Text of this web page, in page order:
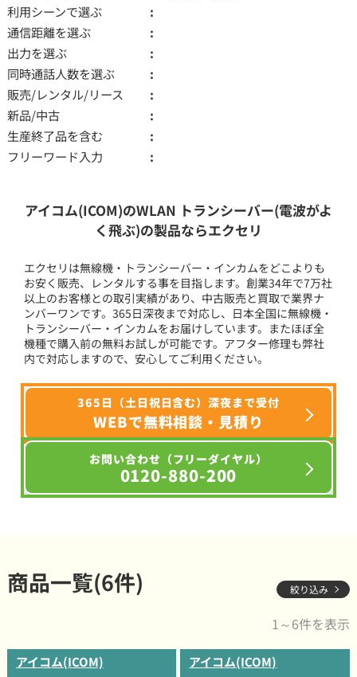
利用シーンで選ぶ
通信距離を選ぶ
出力を選ぶ
同時通話人数を選ぶ
販売/レンタル/リース
新品/中古
生産終了品を含む
フリーワード入力
アイコム(ICOM)のWLAN トランシーバー(電波がよ
く飛ぶ)の製品ならエクセリ
エクセリは無線機・トランシーバー・インカムをどこよりも
お安く販売、レンタルする事を目指します。創業34年で7万社
以上のお客様との取引実績があり、中古販売と買取で業界ナ
ンバーワンです。365日深夜まで対応し、日本全国に無線機・
トランシーバー・インカムをお届けしています。またほぼ全
機種で購入前の無料お試しが可能です。アフター修理も弊社
内で対応しますので、安心してご利用ください。
365日（土日祝日含む）深夜まで受付
WEBで無料相談・見積り
お問い合わせ（フリーダイヤル）
0120-880-200
商品一覧(6件) 絞り込み
1～6件を表示
アイコム(ICOM) アイコム(ICOM)